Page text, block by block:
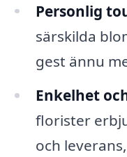
Personlig
särskilda
gest ännu
Enkelhet
florister
och